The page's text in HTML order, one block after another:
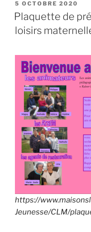
PUBLIÉ
LE
5 OCTOBRE 2020
Plaquette de
loisirs
https://
Jeunesse/CLM/